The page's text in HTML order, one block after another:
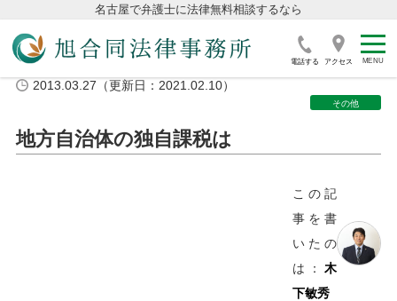
名古屋で弁護士に法律無料相談するなら
電話する アクセス
2013.03.27（更新日：2021.02.10）
その他
地方自治体の独自課税は
この記
事を書
いたの
は：木
下敏秀